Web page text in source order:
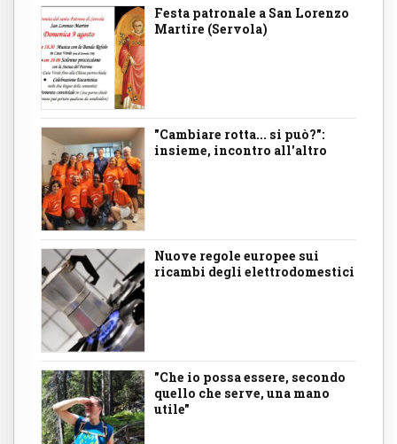
Festa patronale a San Lorenzo
Martire (Servola)
"Cambiare rotta... si può?":
insieme, incontro all'altro
Nuove regole europee sui
ricambi degli elettrodomestici
"Che io possa essere, secondo
quello che serve, una mano
utile"